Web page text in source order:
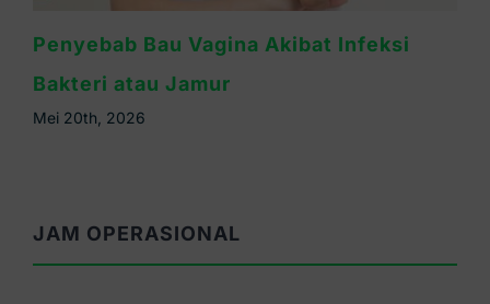
Miss V Gatal dan Bau Tidak Sedap? Bisa
Jadi Tanda Infeksi
Mei 16th, 2026
JAM OPERASIONAL